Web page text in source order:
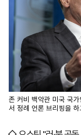
존 커비 백악관 미국 국
서 정례 언론 브리핑을